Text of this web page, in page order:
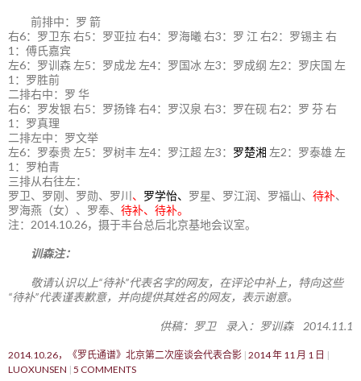
前排中：罗 箭
右6：罗卫东 右5：罗亚拉 右4：罗海曦 右3：罗 江 右2：罗锡主 右
1：傅氏嘉宾
左6：罗训森 左5：罗成龙 左4：罗国冰 左3：罗成纲 左2：罗庆国 左
1：罗胜前
二排右中：罗 华
右6：罗发银 右5：罗扬锋 右4：罗汉泉 右3：罗在砚 右2：罗 芬 右
1：罗真理
二排左中：罗文举
左6：罗泰贵 左5：罗树丰 左4：罗江超 左3： 罗楚湘 左2：罗泰雄 左
1：罗柏青
三排从右往左：
罗卫、罗刚、罗勋、罗川 、 罗学怡、 罗星、罗江润、罗福山、 待补、
罗海燕（女）、罗奉、 待补、待补。
注：2014.10.26，摄于丰台总后北京基地会议室。
训森注：
敬请认识以上“待补”代表名字的网友，在评论中补上，特向这些
“待补”代表谨表歉意，并向提供其姓名的网友，表示谢意。
供稿：罗卫 录入：罗训森 2014.11.1
2014.10.26，《罗氏通谱》北京第二次座谈会代表合影 2014 年 11 月 1 日
LUOXUNSEN 5 COMMENTS